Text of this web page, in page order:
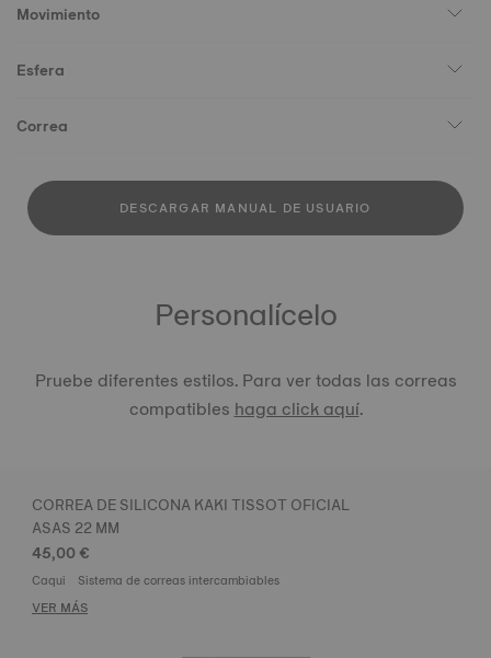
Movimiento
Esfera
Correa
DESCARGAR MANUAL DE USUARIO
Personalícelo
Pruebe diferentes estilos. Para ver todas las correas
compatibleshaga click aquí.
CORREA DE SILICONA KAKI TISSOT OFICIAL
ASAS 22 MM
45,00 €
Caqui Sistema de correas intercambiables
VER MÁS